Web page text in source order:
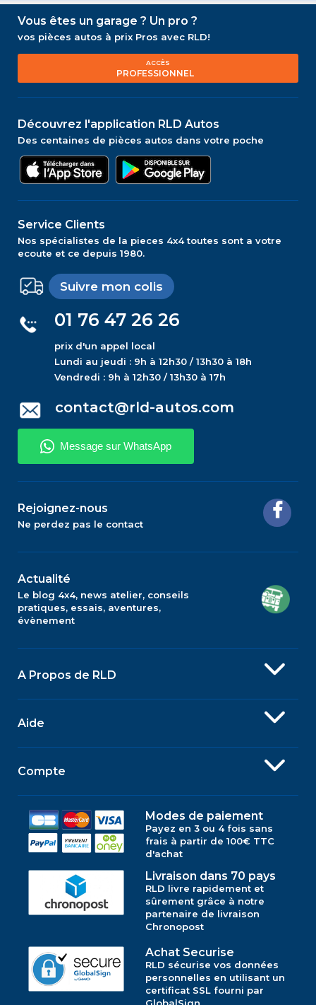
Vous êtes un garage ? Un pro ?
vos pièces autos à prix Pros avec RLD!
ACCÈS
PROFESSIONNEL
Découvrez l'application RLD Autos
Des centaines de pièces autos dans votre poche
Service Clients
Nos spécialistes de la pieces 4x4 toutes sont a votre
ecoute et ce depuis 1980.
Suivre mon colis
01 76 47 26 26
prix d'un appel local
Lundi au jeudi : 9h à 12h30 / 13h30 à 18h
Vendredi : 9h à 12h30 / 13h30 à 17h
contact@rld-autos.com
Rejoignez-nous
Ne perdez pas le contact
Actualité
Le blog 4x4, news atelier, conseils
pratiques, essais, aventures,
évènement
A Propos de RLD
Aide
Compte
Modes de paiement
Payez en 3 ou 4 fois sans
frais à partir de 100€ TTC
d'achat
Livraison dans 70 pays
RLD livre rapidement et
sûrement grâce à notre
partenaire de livraison
Chronopost
Achat Securise
RLD sécurise vos données
personnelles en utilisant un
certificat SSL fourni par